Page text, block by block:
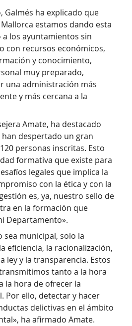
Galmés ha explicado que
Mallorca estamos dando esta
los ayuntamientos sin
con recursos económicos,
y conocimiento,
muy preparado,
una administración más
y más cercana a la
Amate, ha destacado
despertado un gran
personas inscritas. Esto
formativa que existe para
legales que implica la
con la ética y con la
es, ya, nuestro sello de
en la formación que
Departamento».
sea municipal, solo la
eficiencia, la racionalización,
ley y la transparencia. Estos
tanto a la hora
la hora de ofrecer la
Por ello, detectar y hacer
delictivas en el ámbito
ha afirmado Amate.